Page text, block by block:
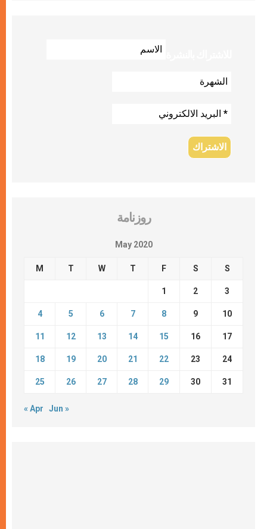
روزنامة
May 2020
M T W T F S S
1 2 3
4 5 6 7 8 9 10
11 12 13 14 15 16 17
18 19 20 21 22 23 24
25 26 27 28 29 30 31
« Apr Jun »